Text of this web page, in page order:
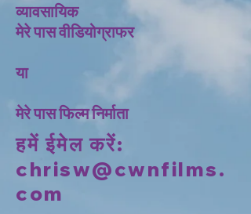
व्यावसायिक
मेरे पास वीडियोग्राफर
या
मेरे पास फिल्म निर्माता
हमें ईमेल करें:
chrisw@cwnfilms.
com